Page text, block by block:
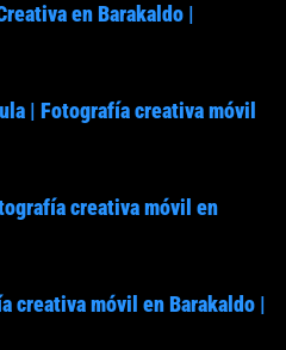
en Barakaldo |
| Fotografía creativa móvil
creativa móvil en
creativa móvil en Barakaldo |